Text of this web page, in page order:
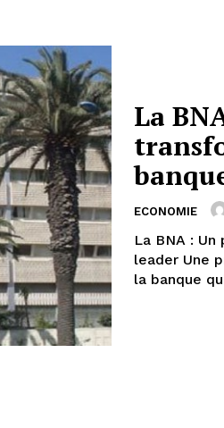
La
ECONOMIE
La BNA :
leader Une
la banque